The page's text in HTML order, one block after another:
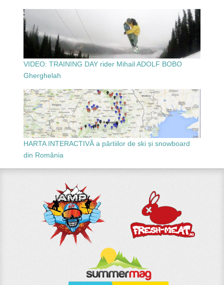
VIDEO: TRAINING DAY rider Mihail ADOLF BOBO
Gherghelah
HARTA INTERACTIVĂ a pârtiilor de ski și snowboard
din România